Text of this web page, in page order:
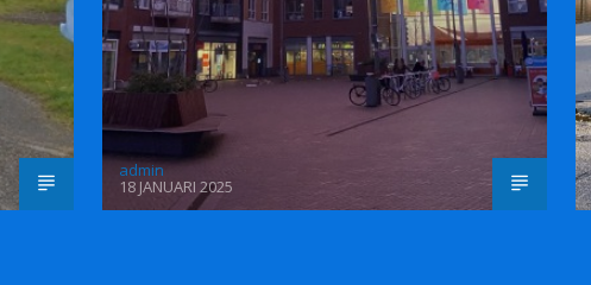
admin
18 JANUARI 2025